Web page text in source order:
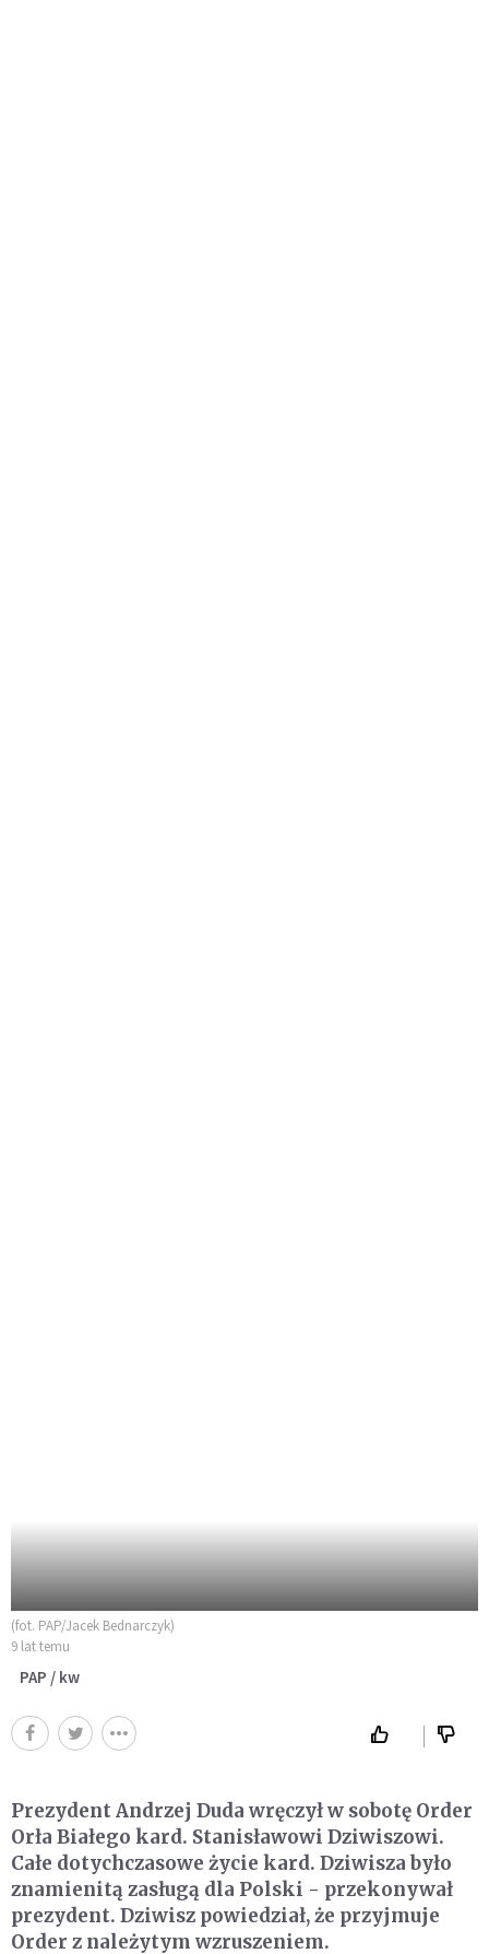
(fot. PAP/Jacek Bednarczyk)
9 lat temu
PAP / kw
Prezydent Andrzej Duda wręczył w sobotę Order
Orła Białego kard. Stanisławowi Dziwiszowi.
Całe dotychczasowe życie kard. Dziwisza było
znamienitą zasługą dla Polski - przekonywał
prezydent. Dziwisz powiedział, że przyjmuje
Order z należytym wzruszeniem.